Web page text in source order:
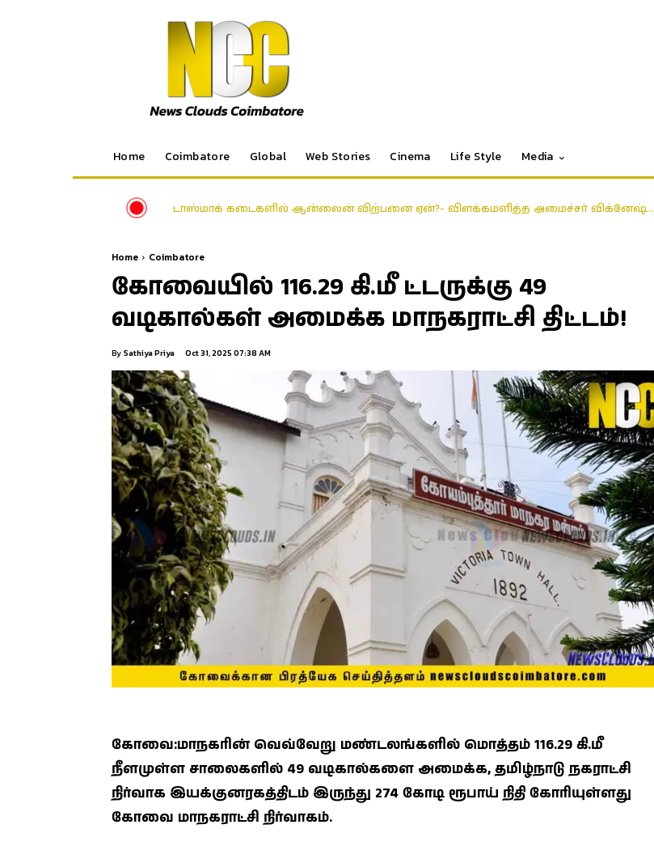
Home Coimbatore Global Web Stories Cinema Life Style Media
டாஸ்மாக் கடைகளில் ஆன்லைன் விற்பனை ஏன்?- விளக்கமளித்த அமைச்சர் விக்னேஷ்…
Home Coimbatore
கோவையில் 116.29 கி.மீ ட்டருக்கு 49
வடிகால்கள் அமைக்க மாநகராட்சி திட்டம்!
By Sathiya Priya Oct 31, 2025 07:38 AM
கோவை:மாநகரின் வெவ்வேறு மண்டலங்களில் மொத்தம் 116.29 கி.மீ
நீளமுள்ள சாலைகளில் 49 வடிகால்களை அமைக்க, தமிழ்நாடு நகராட்சி
நிர்வாக இயக்குனரகத்திடம் இருந்து 274 கோடி ரூபாய் நிதி கோரியுள்ளது
கோவை மாநகராட்சி நிர்வாகம்.